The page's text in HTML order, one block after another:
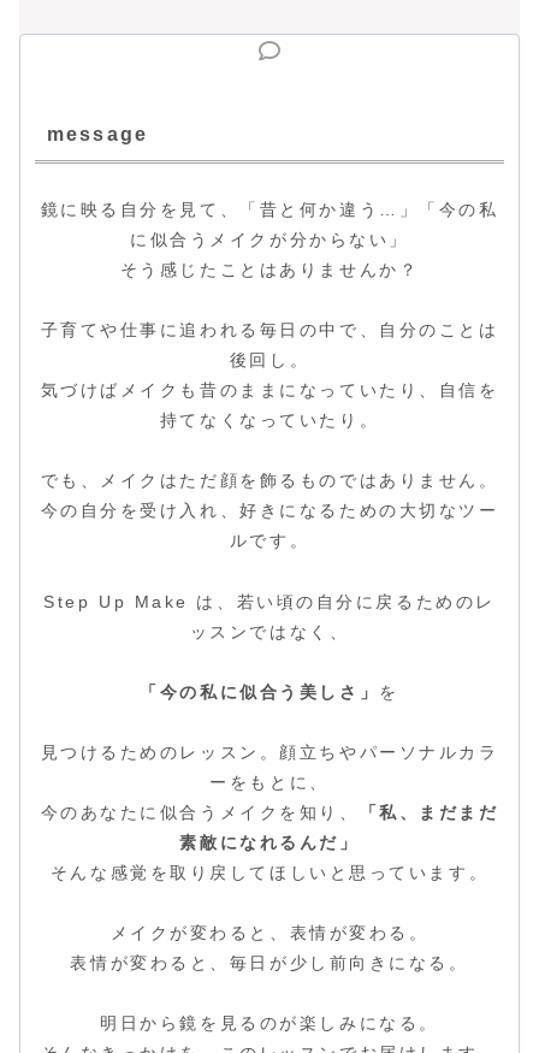
message
鏡に映る自分を見て、「昔と何か違う…」「今の私
に似合うメイクが分からない」
そう感じたことはありませんか？
子育てや仕事に追われる毎日の中で、自分のことは
後回し。
気づけばメイクも昔のままになっていたり、自信を
持てなくなっていたり。
でも、メイクはただ顔を飾るものではありません。
今の自分を受け入れ、好きになるための大切なツー
ルです。
Step Up Make は、若い頃の自分に戻るためのレ
ッスンではなく、
「今の私に似合う美しさ」 を
見つけるためのレッスン。顔立ちやパーソナルカラ
ーをもとに、
今のあなたに似合うメイクを知り、
「私、まだまだ
素敵になれるんだ」
そんな感覚を取り戻してほしいと思っています。
メイクが変わると、表情が変わる。
表情が変わると、毎日が少し前向きになる。
明日から鏡を見るのが楽しみになる。